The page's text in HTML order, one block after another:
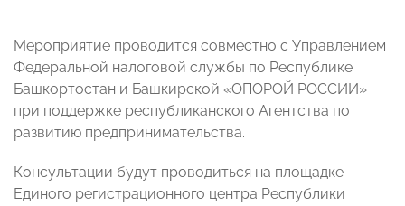
Мероприятие проводится совместно с Управлением
Федеральной налоговой службы по Республике
Башкортостан и Башкирской «ОПОРОЙ РОССИИ»
при поддержке республиканского Агентства по
развитию предпринимательства.
Консультации будут проводиться на площадке
Единого регистрационного центра Республики